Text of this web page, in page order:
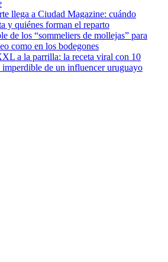
llega a Ciudad Magazine: cuándo
y quiénes forman el reparto
de los “sommeliers de mollejas” para
como en los bodegones
a la parrilla: la receta viral con 10
de un influencer uruguayo